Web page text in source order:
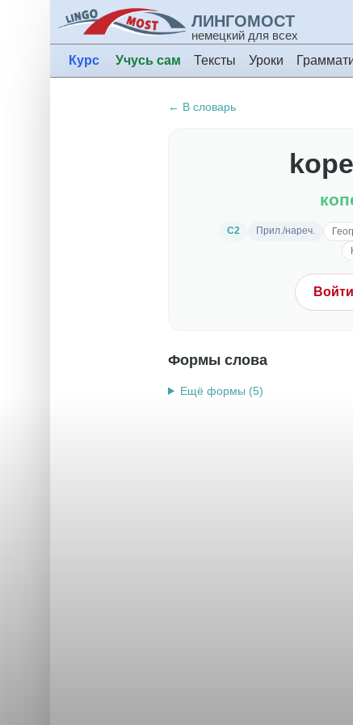
ЛИНГОМОСТ
немецкий для всех
Курс Учусь сам Тексты Уроки
← В словарь
C2 Прил./нареч.
Формы слова
Ещё формы (5)